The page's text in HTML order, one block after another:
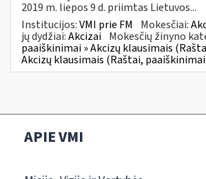
2019 m. liepos 9 d. priimtas Lietuvos...
Institucijos:VMI prie FM Mokesčiai:
jų dydžiai:Akcizai Mokesčių žinyno
paaiškinimai » Akcizų klausimais
Akcizų klausimais (Raštai,
APIE VMI